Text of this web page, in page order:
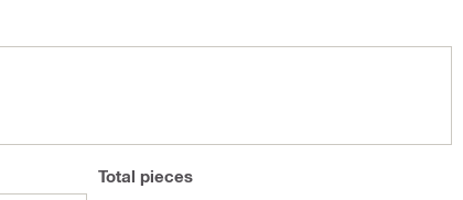
Total pieces